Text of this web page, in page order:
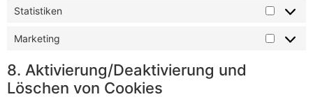
Statistiken
Marketing
8. Aktivierung/Deaktivierung und
Löschen von Cookies